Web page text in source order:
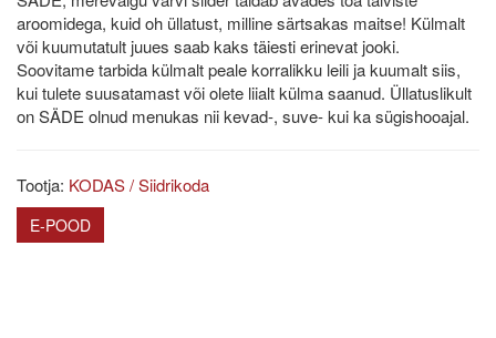
aroomidega, kuid oh üllatust, milline särtsakas maitse! Külmalt
või kuumutatult juues saab kaks täiesti erinevat jooki.
Soovitame tarbida külmalt peale korralikku leili ja kuumalt siis,
kui tulete suusatamast või olete liialt külma saanud. Üllatuslikult
on SÄDE olnud menukas nii kevad-, suve- kui ka sügishooajal.
Tootja: KODAS / Siidrikoda
E-POOD